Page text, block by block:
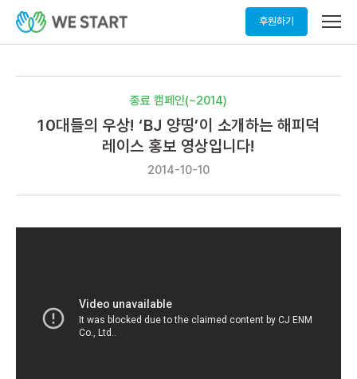
후원하기
메
열
종료 캠페인(~2014)
10대들의 우상! ‘BJ 양띵’이 소개하는 해피덕
레이스 홍보 영상입니다!
2014-10-10